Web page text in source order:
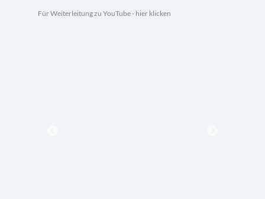
Für Weiterleitung zu YouTube - hier klicken